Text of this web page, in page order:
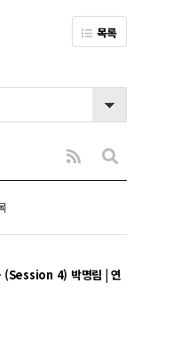
목록
(Session 4) 박명림 | 연